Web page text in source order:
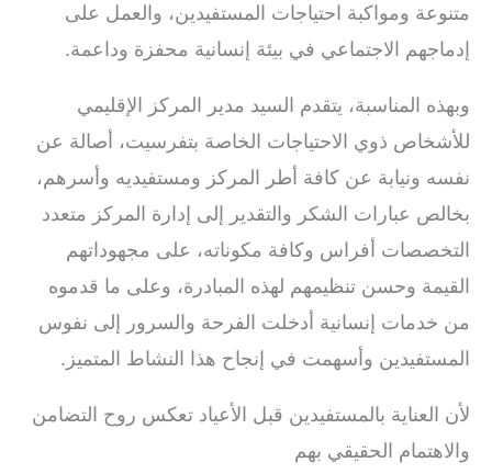
متنوعة ومواكبة احتياجات المستفيدين، والعمل على
إدماجهم الاجتماعي في بيئة إنسانية محفزة وداعمة.
وبهذه المناسبة، يتقدم السيد مدير المركز الإقليمي
للأشخاص ذوي الاحتياجات الخاصة بتفرسيت، أصالة عن
نفسه ونيابة عن كافة أطر المركز ومستفيديه وأسرهم،
بخالص عبارات الشكر والتقدير إلى إدارة المركز متعدد
التخصصات أفراس وكافة مكوناته، على مجهوداتهم
القيمة وحسن تنظيمهم لهذه المبادرة، وعلى ما قدموه
من خدمات إنسانية أدخلت الفرحة والسرور إلى نفوس
المستفيدين وأسهمت في إنجاح هذا النشاط المتميز.
لأن العناية بالمستفيدين قبل الأعياد تعكس روح التضامن
والاهتمام الحقيقي بهم